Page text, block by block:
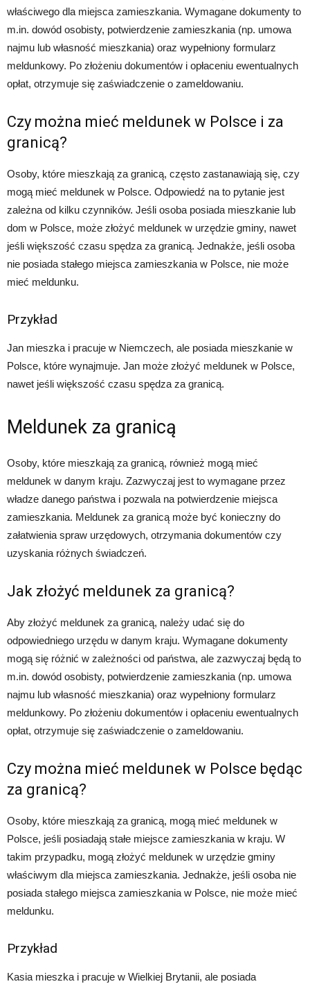
właściwego dla miejsca zamieszkania. Wymagane dokumenty to
m.in. dowód osobisty, potwierdzenie zamieszkania (np. umowa
najmu lub własność mieszkania) oraz wypełniony formularz
meldunkowy. Po złożeniu dokumentów i opłaceniu ewentualnych
opłat, otrzymuje się zaświadczenie o zameldowaniu.
Czy można mieć meldunek w Polsce i za
granicą?
Osoby, które mieszkają za granicą, często zastanawiają się, czy
mogą mieć meldunek w Polsce. Odpowiedź na to pytanie jest
zależna od kilku czynników. Jeśli osoba posiada mieszkanie lub
dom w Polsce, może złożyć meldunek w urzędzie gminy, nawet
jeśli większość czasu spędza za granicą. Jednakże, jeśli osoba
nie posiada stałego miejsca zamieszkania w Polsce, nie może
mieć meldunku.
Przykład
Jan mieszka i pracuje w Niemczech, ale posiada mieszkanie w
Polsce, które wynajmuje. Jan może złożyć meldunek w Polsce,
nawet jeśli większość czasu spędza za granicą.
Meldunek za granicą
Osoby, które mieszkają za granicą, również mogą mieć
meldunek w danym kraju. Zazwyczaj jest to wymagane przez
władze danego państwa i pozwala na potwierdzenie miejsca
zamieszkania. Meldunek za granicą może być konieczny do
załatwienia spraw urzędowych, otrzymania dokumentów czy
uzyskania różnych świadczeń.
Jak złożyć meldunek za granicą?
Aby złożyć meldunek za granicą, należy udać się do
odpowiedniego urzędu w danym kraju. Wymagane dokumenty
mogą się różnić w zależności od państwa, ale zazwyczaj będą to
m.in. dowód osobisty, potwierdzenie zamieszkania (np. umowa
najmu lub własność mieszkania) oraz wypełniony formularz
meldunkowy. Po złożeniu dokumentów i opłaceniu ewentualnych
opłat, otrzymuje się zaświadczenie o zameldowaniu.
Czy można mieć meldunek w Polsce będąc
za granicą?
Osoby, które mieszkają za granicą, mogą mieć meldunek w
Polsce, jeśli posiadają stałe miejsce zamieszkania w kraju. W
takim przypadku, mogą złożyć meldunek w urzędzie gminy
właściwym dla miejsca zamieszkania. Jednakże, jeśli osoba nie
posiada stałego miejsca zamieszkania w Polsce, nie może mieć
meldunku.
Przykład
Kasia mieszka i pracuje w Wielkiej Brytanii, ale posiada